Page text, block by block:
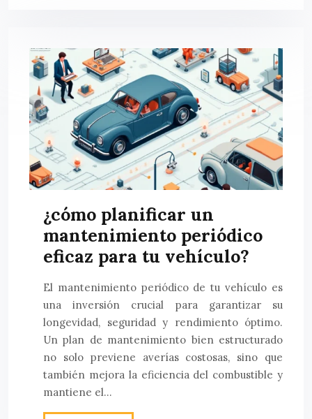
¿cómo planificar un
mantenimiento periódico
eficaz para tu vehículo?
El mantenimiento periódico de tu vehículo es
una inversión crucial para garantizar su
longevidad, seguridad y rendimiento óptimo.
Un plan de mantenimiento bien estructurado
no solo previene averías costosas, sino que
también mejora la eficiencia del combustible y
mantiene el…